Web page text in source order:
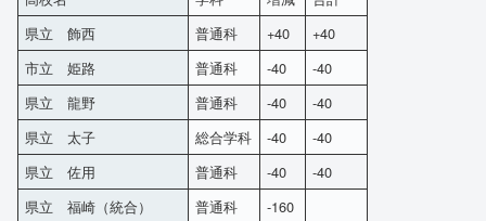
県立 飾西
普通科 +40
+40
市立 姫路
普通科 -40
-40
県立 龍野
普通科 -40
-40
県立 太子
総合学科 -40
-40
県立 佐用
普通科 -40
-40
県立 福崎（統合）
普通科
-160